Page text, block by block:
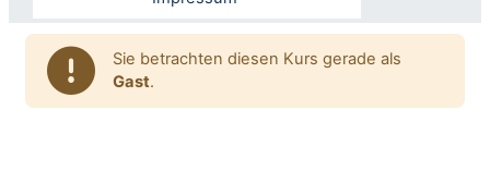
Sie betrachten diesen Kurs gerade als
Gast.